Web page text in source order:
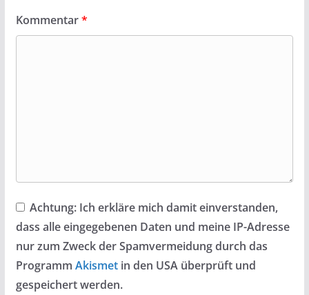
Kommentar*
Achtung:Ich erkläre mich damit einverstanden,
dass alle eingegebenen Daten und meine IP-Adresse
nur zum Zweck der Spamvermeidung durch das
Programm Akismetin den USA überprüft und
gespeichert werden.